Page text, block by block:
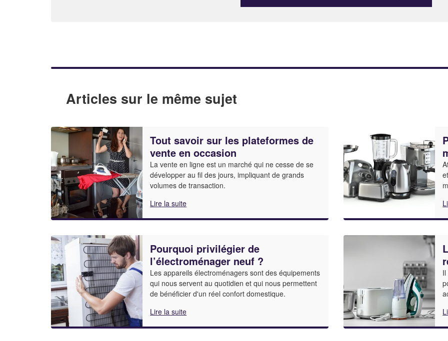
Articles sur le même sujet
Tout savoir sur les plateformes de
vente en occasion
La vente en ligne est un marché qui ne cesse de se
développer au fil des jours, impliquant de grands
volumes de transaction.
Lire la suite
Pourquoi privilégier de
l’électroménager neuf ?
Les appareils électroménagers sont des équipements
qui nous servent au quotidien et qui nous permettent
de bénéficier d'un réel confort domestique.
Lire la suite